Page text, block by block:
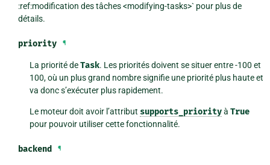
:ref:modification des tâches <modifying-tasks>` pour plus de
détails.
priority ¶
La priorité deTask. Les priorités doivent se situer entre -100 et
100, où un plus grand nombre signifie une priorité plus haute et
va donc s’exécuter plus rapidement.
Le moteur doit avoir l’attribut supports_priorityàTrue
pour pouvoir utiliser cette fonctionnalité.
backend ¶